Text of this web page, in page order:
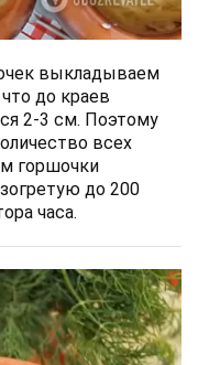
выкладываем
до краев
2-3 см. Поэтому
всех
горшочки
до 200
часа.